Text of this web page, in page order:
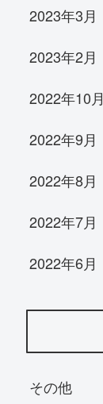
2023年3月
2023年2月
2022年10月
2022年9月
2022年8月
2022年7月
2022年6月
その他